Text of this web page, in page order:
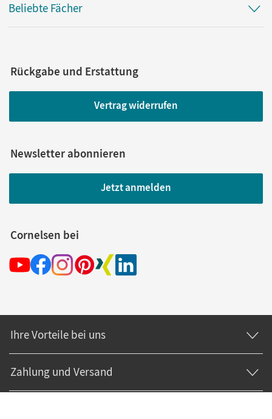
Beliebte Fächer
Rückgabe und Erstattung
Vertrag widerrufen
Newsletter abonnieren
Jetzt anmelden
Cornelsen bei
Ihre Vorteile bei uns
Zahlung und Versand